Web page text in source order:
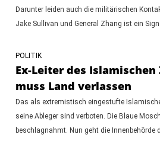
Darunter leiden auch die militärischen
Jake Sullivan und General Zhang ist ein
POLITIK
Ex-Leiter des
muss Land verlassen
Das als extremistisch eingestufte
seine Ableger sind verboten. Die Blaue
beschlagnahmt. Nun geht die Innenbehörde